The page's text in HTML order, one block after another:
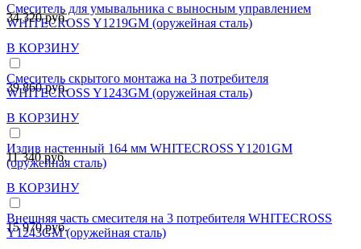
Смеситель для умывальника с выносным управлением
WHITECROSS Y1219GM (оружейная сталь)
34 320 руб.
В КОРЗИНУ
Смеситель скрытого монтажа на 3 потребителя
WHITECROSS Y1243GM (оружейная сталь)
39 860 руб.
В КОРЗИНУ
Излив настенный 164 мм WHITECROSS Y1201GM
(оружейная сталь)
11 340 руб.
В КОРЗИНУ
Внешняя часть смесителя на 3 потребителя WHITECROSS
Y1243GM (оружейная сталь)
15 970 руб.